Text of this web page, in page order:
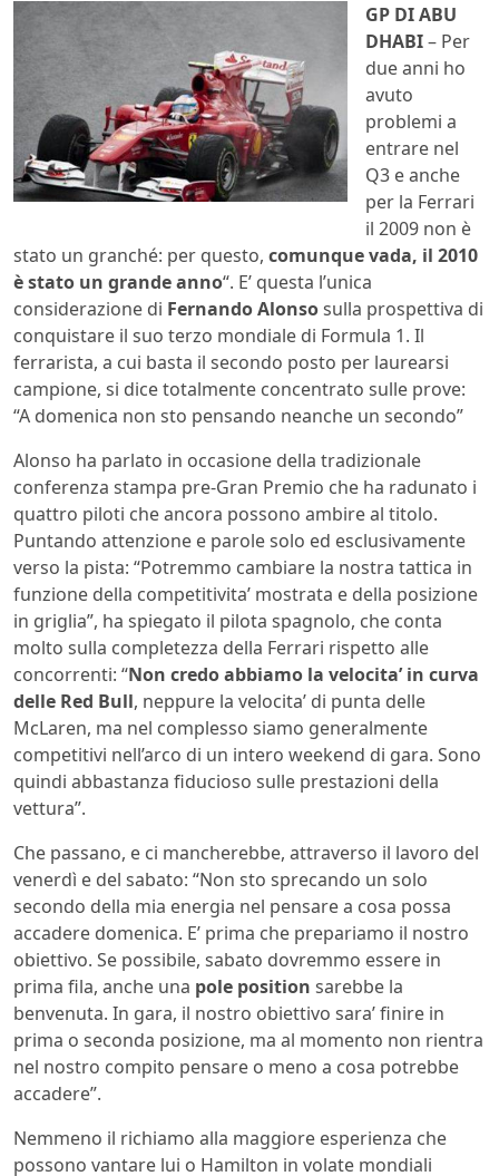
GP DI ABU
DHABI– Per
due anni ho
avuto
problemi a
entrare nel
Q3 e anche
per la Ferrari
il 2009 non è
stato un granché: per questo, comunque vada, il 2010
è stato un grande anno“. E’ questa l’unica
considerazione di Fernando Alonsosulla prospettiva di
conquistare il suo terzo mondiale di Formula 1. Il
ferrarista, a cui basta il secondo posto per laurearsi
campione, si dice totalmente concentrato sulle prove:
“A domenica non sto pensando neanche un secondo”
Alonso ha parlato in occasione della tradizionale
conferenza stampa pre-Gran Premio che ha radunato i
quattro piloti che ancora possono ambire al titolo.
Puntando attenzione e parole solo ed esclusivamente
verso la pista: “Potremmo cambiare la nostra tattica in
funzione della competitivita’ mostrata e della posizione
in griglia”, ha spiegato il pilota spagnolo, che conta
molto sulla completezza della Ferrari rispetto alle
concorrenti: “Non credo abbiamo la velocita’ in curva
delle Red Bull, neppure la velocita’ di punta delle
McLaren, ma nel complesso siamo generalmente
competitivi nell’arco di un intero weekend di gara. Sono
quindi abbastanza fiducioso sulle prestazioni della
vettura”.
Che passano, e ci mancherebbe, attraverso il lavoro del
venerdì e del sabato: “Non sto sprecando un solo
secondo della mia energia nel pensare a cosa possa
accadere domenica. E’ prima che prepariamo il nostro
obiettivo. Se possibile, sabato dovremmo essere in
prima fila, anche una pole position sarebbe la
benvenuta. In gara, il nostro obiettivo sara’ finire in
prima o seconda posizione, ma al momento non rientra
nel nostro compito pensare o meno a cosa potrebbe
accadere”.
Nemmeno il richiamo alla maggiore esperienza che
possono vantare lui o Hamilton in volate mondiali